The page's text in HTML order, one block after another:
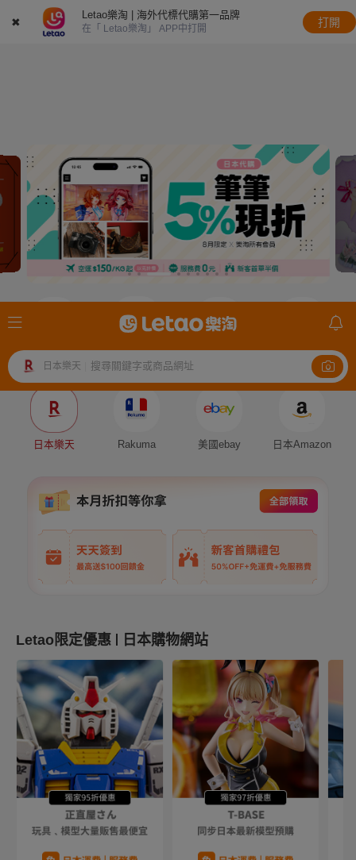
✖
Letao樂淘 | 海外代標代購第一品牌
在「 Letao樂淘」 APP中打開
打開
日本樂天 搜尋關鍵字或商品網址
Auction
Fleamarket
mercari
日本樂天 Rakuma 美國ebay 日本Amazon
Letao限定優惠 日本購物網站